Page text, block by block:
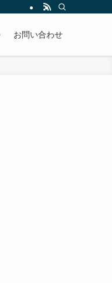
お問い合わせ